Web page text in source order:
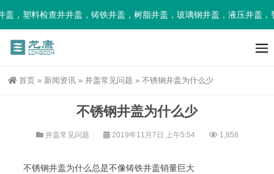
，塑料检查井井盖，铸铁井盖，树脂井盖，玻璃钢井盖，液压井盖，
首页 » 新闻资讯 » 井盖常见问题 » 不锈钢井盖为什么少
不锈钢井盖为什么少
井盖常见问题 2019年11月7日 上午5:54 1,858
不锈钢井盖为什么总是不像铸铁井盖销量巨大